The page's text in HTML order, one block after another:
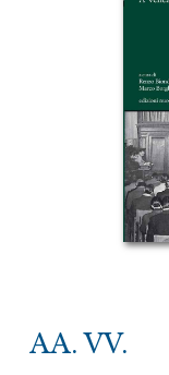
AA. VV.